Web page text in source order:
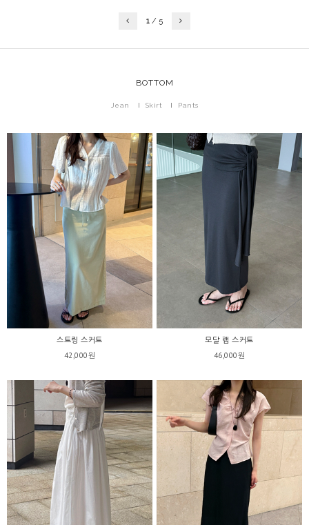
1 / 5
BOTTOM
Jean Skirt Pants
스트링 스커트
42,000원
모달 랩 스커트
46,000원